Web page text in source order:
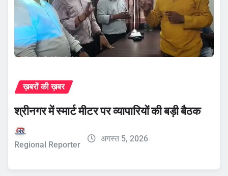
ख़बरों की ख़बर
श्रीनगर में स्मार्ट मीटर पर व्यापारियों की बड़ी बैठक
Regional Reporter
अगस्त 5, 2026